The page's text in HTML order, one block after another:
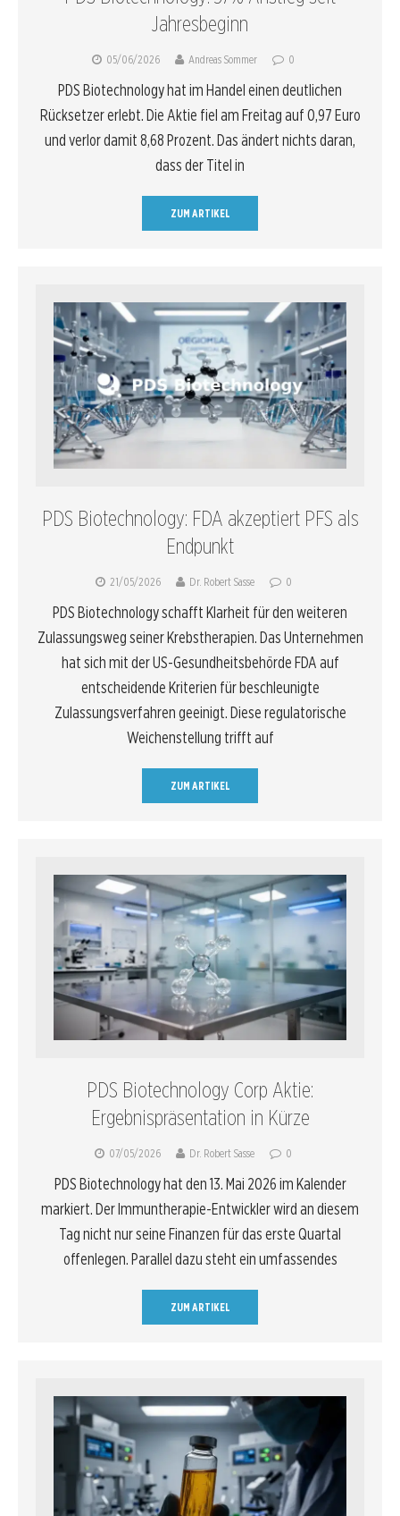
Jahresbeginn
05/06/2026 Andreas Sommer 0
PDS Biotechnology hat im Handel einen deutlichen
Rücksetzer erlebt. Die Aktie fiel am Freitag auf 0,97 Euro
und verlor damit 8,68 Prozent. Das ändert nichts daran,
dass der Titel in
ZUM ARTIKEL
PDS Biotechnology: FDA akzeptiert PFS als
Endpunkt
21/05/2026 Dr. Robert Sasse 0
PDS Biotechnology schafft Klarheit für den weiteren
Zulassungsweg seiner Krebstherapien. Das Unternehmen
hat sich mit der US-Gesundheitsbehörde FDA auf
entscheidende Kriterien für beschleunigte
Zulassungsverfahren geeinigt. Diese regulatorische
Weichenstellung trifft auf
ZUM ARTIKEL
PDS Biotechnology Corp Aktie:
Ergebnispräsentation in Kürze
07/05/2026 Dr. Robert Sasse 0
PDS Biotechnology hat den 13. Mai 2026 im Kalender
markiert. Der Immuntherapie-Entwickler wird an diesem
Tag nicht nur seine Finanzen für das erste Quartal
offenlegen. Parallel dazu steht ein umfassendes
ZUM ARTIKEL